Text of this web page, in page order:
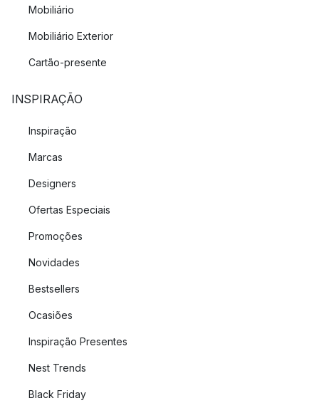
Mobiliário
Mobiliário Exterior
Cartão-presente
INSPIRAÇÃO
Inspiração
Marcas
Designers
Ofertas Especiais
Promoções
Novidades
Bestsellers
Ocasiões
Inspiração Presentes
Nest Trends
Black Friday